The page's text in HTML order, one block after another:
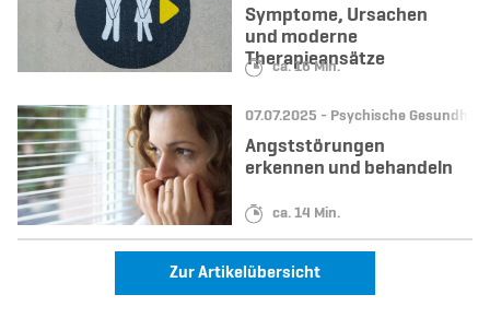
Lesedauer:
ca. 16 Min.
Symptome, Ursachen
und moderne
Therapieansätze
Datum:
07.07.2025 - Kategorie:
Psychische Gesundheit
Lesedauer:
ca. 14 Min.
Angststörungen
erkennen und behandeln
Zur Artikelübersicht